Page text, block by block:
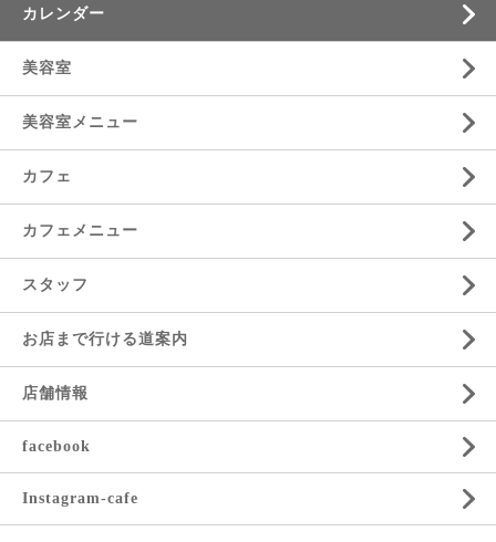
カレンダー
美容室
美容室メニュー
カフェ
カフェメニュー
スタッフ
お店まで行ける道案内
店舗情報
facebook
Instagram-cafe